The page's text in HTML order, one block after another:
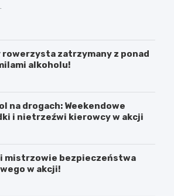
rowerzysta zatrzymany z ponad
alkoholu!
na drogach: Weekendowe
i nietrzeźwi kierowcy w akcji
mistrzowie bezpieczeństwa
w akcji!